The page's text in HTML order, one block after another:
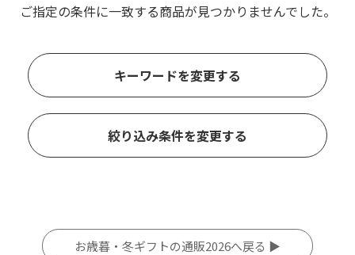
ご指定の条件に一致する商品が見つかりませんでした。
キーワードを変更する
絞り込み条件を変更する
お歳暮・冬ギフトの通販2026へ戻る ▶